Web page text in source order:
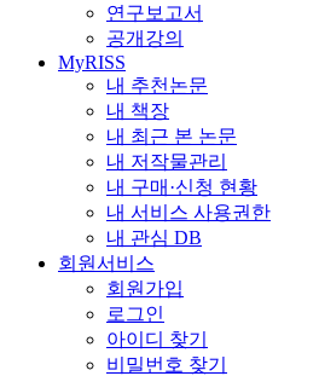
연구보고서
공개강의
MyRISS
내 추천논문
내 책장
내 최근 본 논문
내 저작물관리
내 구매·신청 현황
내 서비스 사용권한
내 관심 DB
회원서비스
회원가입
로그인
아이디 찾기
비밀번호 찾기